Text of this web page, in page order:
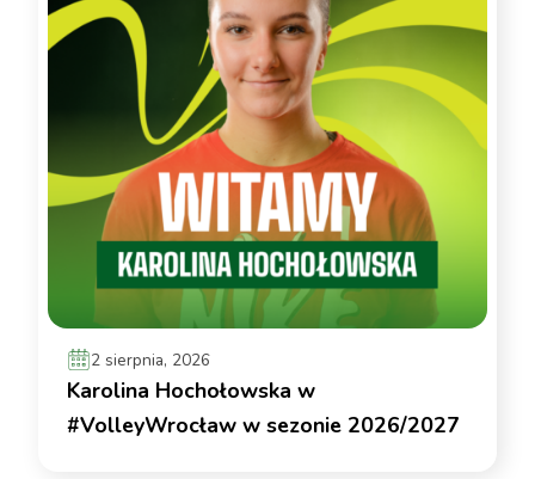
2 sierpnia, 2026
Karolina Hochołowska w
#VolleyWrocław w sezonie 2026/2027